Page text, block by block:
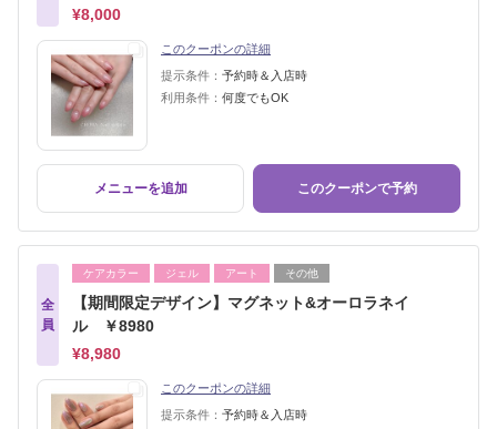
¥8,000
このクーポンの詳細
提示条件： 予約時＆入店時
利用条件： 何度でもOK
メニューを追加 このクーポンで予約
全
員
ケアカラー ジェル アート その他
【期間限定デザイン】マグネット&オーロラネイ
ル ￥8980
¥8,980
このクーポンの詳細
提示条件： 予約時＆入店時